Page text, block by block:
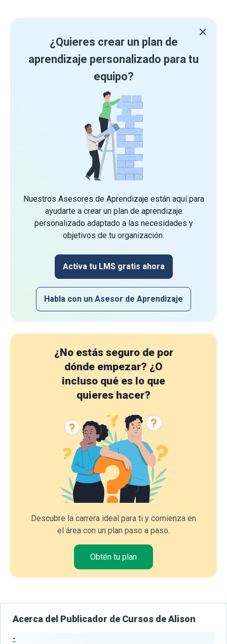
¿Quieres crear un plan de
aprendizaje personalizado para tu
equipo?
Nuestros Asesores de Aprendizaje están aquí para
ayudarte a crear un plan de aprendizaje
personalizado adaptado a las necesidades y
objetivos de tu organización.
Activa tu LMS gratis ahora
Habla con un Asesor de Aprendizaje
¿No estás seguro de por
dónde empezar? ¿O
incluso qué es lo que
quieres hacer?
Descubre la carrera ideal para ti y comienza en
el área con un plan paso a paso.
Obtén tu plan
Acerca del Publicador de Cursos de Alison
-